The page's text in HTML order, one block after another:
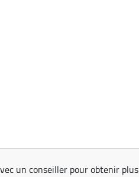
un conseiller pour obtenir plus